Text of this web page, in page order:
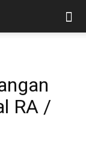
RA /